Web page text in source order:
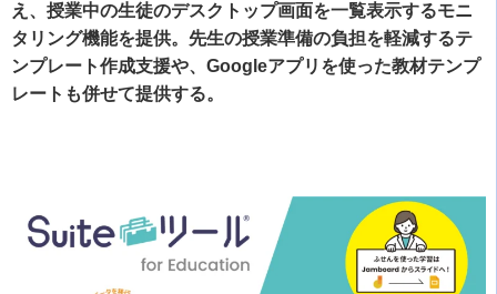
え、授業中の生徒のデスクトップ画面を一覧表示するモニ
タリング機能を提供。先生の授業準備の負担を軽減するテ
ンプレート作成支援や、Googleアプリを使った教材テンプ
レートも併せて提供する。